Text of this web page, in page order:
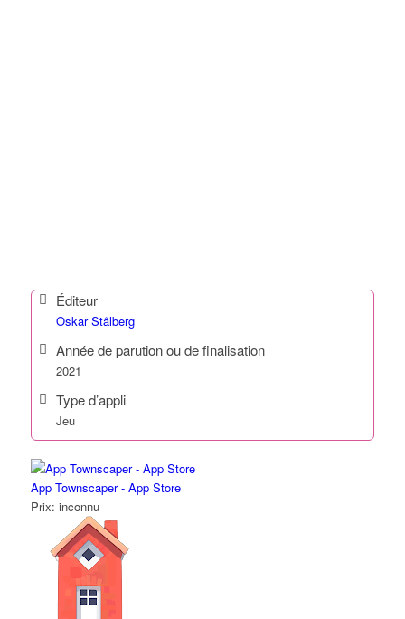
Éditeur
Oskar Stålberg
Année de parution ou de finalisation
2021
Type d’appli
Jeu
App Townscaper - App Store
Prix: inconnu